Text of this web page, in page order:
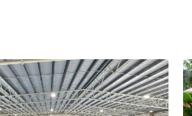
được điều đó, lựa chọn quan
được quanh năm
có dịu da, ít cay mắt